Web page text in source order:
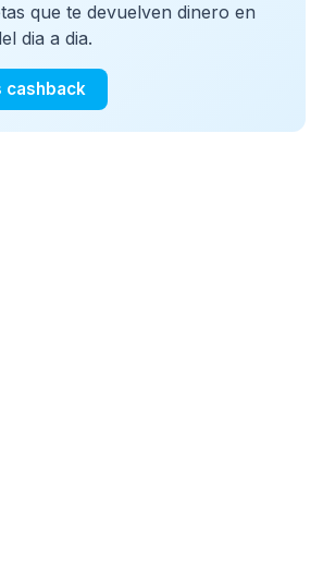
que te devuelven dinero en
dia a dia.
cashback